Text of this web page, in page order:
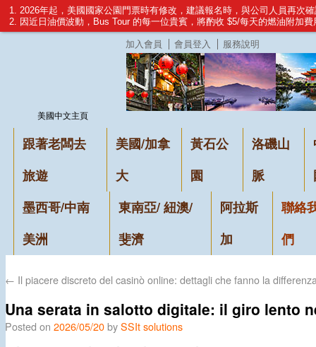
美國中文主頁
加入會員 會員登入 服務說明
跟著老闆去
旅遊
美國/加拿
大
黃石公
園
洛磯山
脈
墨西哥/中南
美洲
東南亞/ 紐澳/
斐濟
阿拉斯
加
聯絡
們
← Il piacere discreto del casinò online: dettagli che fanno la
Una serata in salotto digitale: il giro lento
Posted on 2026/05/20 by SSIt solutions
1. 2026年起，美國國家公園門票時有修改，建議報名時，與公司人員再次
2. 因近日油價波動，Bus Tour 的每一位貴賓，將酌收 $5/每天的燃油附加